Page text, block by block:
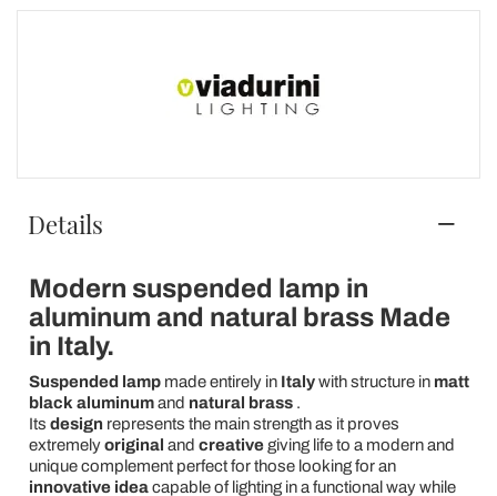
Details
Modern suspended lamp in
aluminum and natural brass Made
in Italy.
Suspended lampmade entirely in Italywith structure in matt
black aluminumand natural brass.
Its design represents the main strength as it proves
extremelyoriginal and creativegiving life to a modern and
unique complement perfect for those looking for an
innovative ideacapable of lighting in a functional way while